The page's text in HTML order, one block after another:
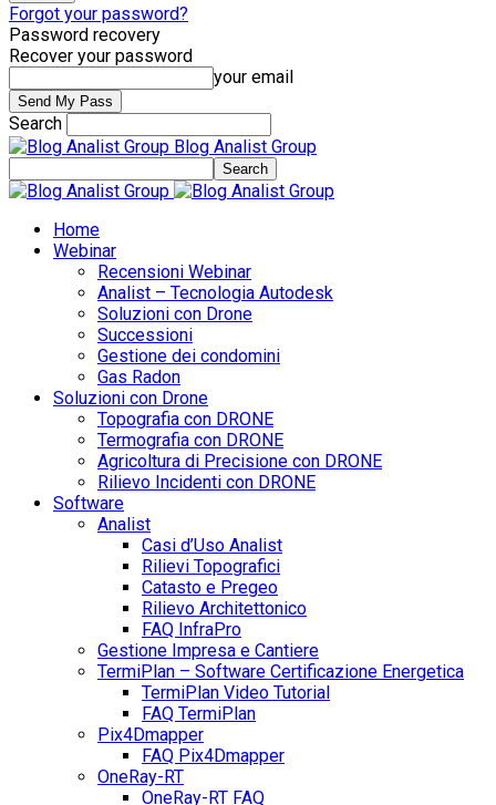
Forgot your password?
Password recovery
Recover your password
your email
Search
Blog Analist Group
Home
Webinar
Recensioni Webinar
Analist – Tecnologia Autodesk
Soluzioni con Drone
Successioni
Gestione dei condomini
Gas Radon
Soluzioni con Drone
Topografia con DRONE
Termografia con DRONE
Agricoltura di Precisione con DRONE
Rilievo Incidenti con DRONE
Software
Analist
Casi d’Uso Analist
Rilievi Topografici
Catasto e Pregeo
Rilievo Architettonico
FAQ InfraPro
Gestione Impresa e Cantiere
TermiPlan – Software Certificazione Energetica
TermiPlan Video Tutorial
FAQ TermiPlan
Pix4Dmapper
FAQ Pix4Dmapper
OneRay-RT
OneRay-RT FAQ